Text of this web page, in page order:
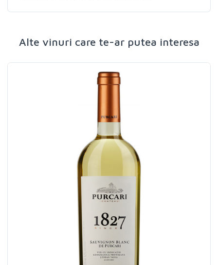
Alte vinuri care te-ar putea interesa